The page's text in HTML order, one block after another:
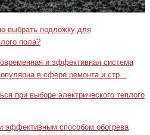
выбрать подложку для
пола?
и эффективная система
в сфере ремонта и стр...
при выборе электрического теплого
эффективным способом обогрева